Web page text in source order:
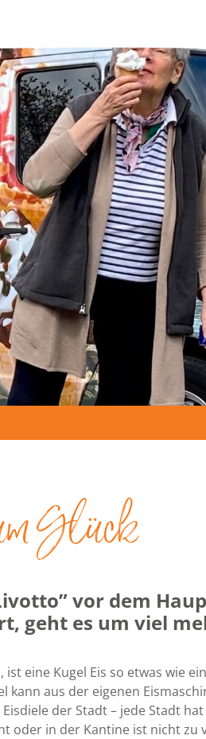
Glück
vor dem
geht es um viel
eine Kugel Eis so etwas wie
kann aus der eigenen
der Stadt – jede Stadt hat
oder in der Kantine ist nicht zu